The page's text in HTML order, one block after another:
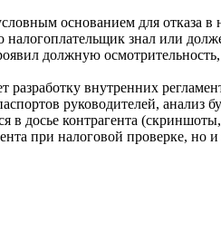
основанием для отказа
налогоплательщик знал или
должную
разработку внутренних
руководителей, анализ
досье контрагента (скриншоты,
при налоговой проверке, но и